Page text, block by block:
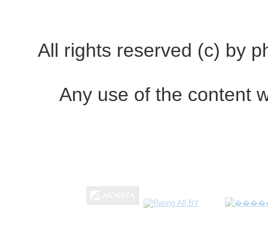
All rights reserved (c) by
Any use of the content